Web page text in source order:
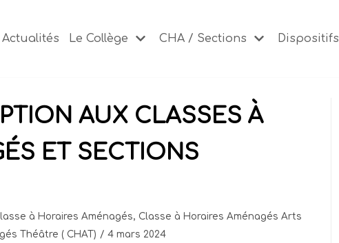
Actualités Le Collège CHA / Sections Dispositifs
AUX CLASSES À
ET SECTIONS
à Horaires Aménagés, Classe à Horaires Aménagés Arts
Théâtre ( CHAT) 4 mars 2024